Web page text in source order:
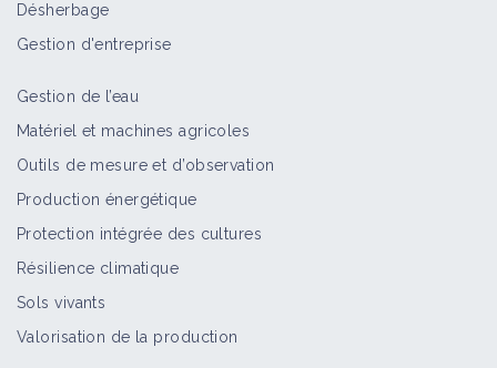
Désherbage
Gestion d'entreprise
Gestion de l’eau
Matériel et machines agricoles
Outils de mesure et d’observation
Production énergétique
Protection intégrée des cultures
Résilience climatique
Sols vivants
Valorisation de la production